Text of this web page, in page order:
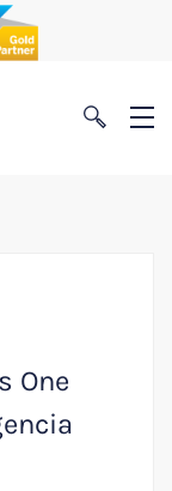
One